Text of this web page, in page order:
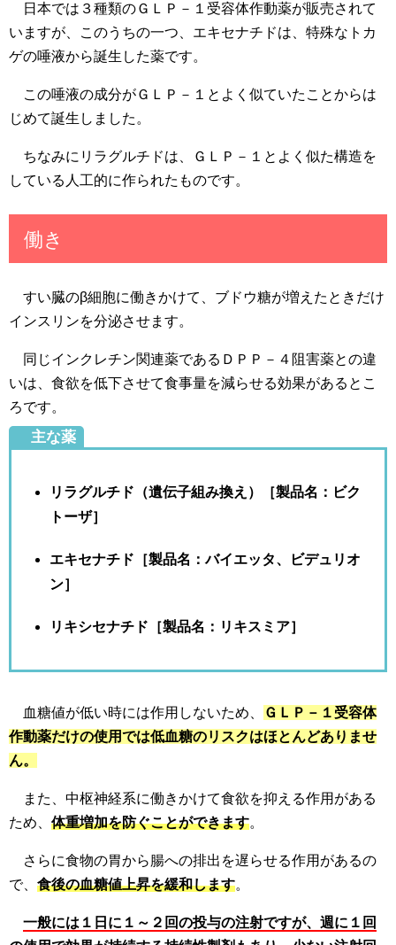
日本では３種類のＧＬＰ－１受容体作動薬が販売されて
いますが、このうちの一つ、エキセナチドは、特殊なトカ
ゲの唾液から誕生した薬です。
この唾液の成分がＧＬＰ－１とよく似ていたことからは
じめて誕生しました。
ちなみにリラグルチドは、ＧＬＰ－１とよく似た構造を
している人工的に作られたものです。
働き
すい臓のβ細胞に働きかけて、ブドウ糖が増えたときだけ
インスリンを分泌させます。
同じインクレチン関連薬であるＤＰＰ－４阻害薬との違
いは、食欲を低下させて食事量を減らせる効果があるとこ
ろです。
主な薬
リラグルチド（遺伝子組み換え）［製品名：ビク
トーザ］
エキセナチド［製品名：バイエッタ、ビデュリオ
ン］
リキシセナチド［製品名：リキスミア］
血糖値が低い時には作用しないため、
ＧＬＰ－１受容体
作動薬だけの使用では低血糖のリスクはほとんどありませ
ん。
また、中枢神経系に働きかけて食欲を抑える作用がある
ため、 体重増加を防ぐことができます。
さらに食物の胃から腸への排出を遅らせる作用があるの
で、 食後の血糖値上昇を緩和します。
一般には１日に１～２回の投与の注射ですが、週に１回